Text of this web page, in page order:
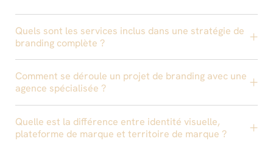
Quels sont les services inclus dans une stratégie de
branding complète ?
Comment se déroule un projet de branding avec une
agence spécialisée ?
Quelle est la différence entre identité visuelle,
plateforme de marque et territoire de marque ?